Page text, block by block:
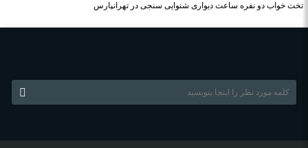
تخت خواب دو نفره ساعت دیواری شنوایی سنجی در تهرانپارس